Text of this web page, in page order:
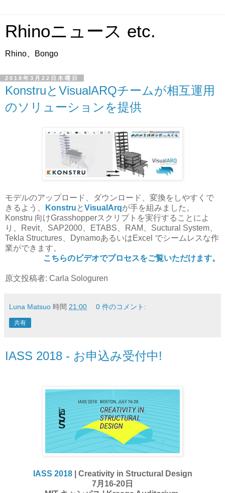
Rhinoニュース etc.
Rhino、Bongo
2018年3月22日木曜日
KonstruとVisualARQチームが相互運用
のソリューションを提供
モデルのアップロード、ダウンロード、変換をしやすくで
きるよう、
Konstru とVisualArqが手を組みました。
Konstru 向けGrasshopperスクリプトを実行することによ
り、Revit、SAP2000、ETABS、RAM、Suctural System、
Tekla Structures、DynamoあるいはExcel でシームレスな作
業ができます。
こちらのビデオでプロセスをご覧いただけます。
原文投稿者: Carla Sologuren
Luna Matsuo 時間 21:00 0 件のコメント:
共有
IASS 2018 - お申込み受付中!
IASS 2018| Creativity in Structural Design
7月16-20日